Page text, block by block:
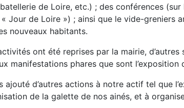
de Loire, etc.) ; des conférences
Jour de Loire ») ; ainsi que le vide-greniers
nouveaux habitants.
ont été reprises par la mairie,
manifestations phares que sont
ajouté d’autres actions à notre actif tel que
de la galette de nos ainés, et à